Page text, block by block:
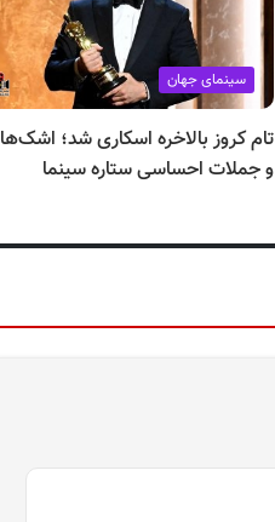
سینمای جهان
تام کروز بالاخره اسکاری شد؛ اشک‌ها
و جملات احساسی ستاره سینما